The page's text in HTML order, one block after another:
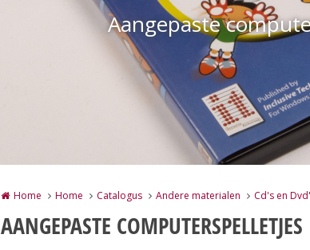
Aangepaste
Home Home Catalogus Andere materialen Cd's en
AANGEPASTE COMPUTERSPELLETJES